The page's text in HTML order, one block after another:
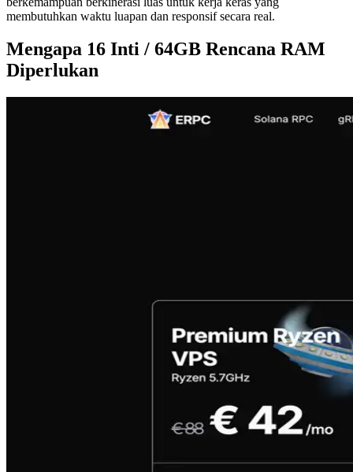
membutuhkan waktu luapan dan responsif secara real.
Mengapa 16 Inti / 64GB Rencana RAM
Diperlukan